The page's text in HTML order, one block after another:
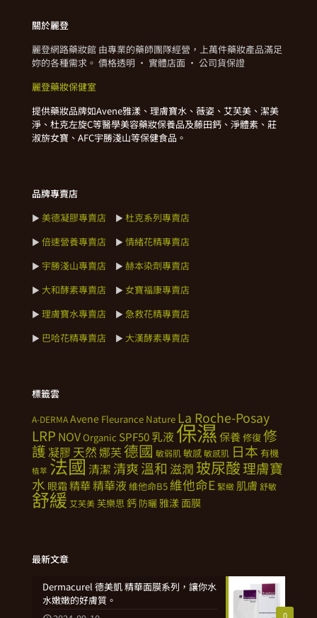
關於麗登
麗登網路藥妝館 由專業的藥師團隊經營，上萬件藥妝產品滿足
妳的各種需求。 價格透明 · 實體店面 · 公司貨保證
麗登藥妝保健室
提供藥妝品牌如Avene雅漾、理膚寶水、薇姿、艾芙美、潔美
淨、杜克左旋C等醫學美容藥妝保養品及藤田鈣、淨體素、莊
淑旂女寶、AFC宇勝淺山等保健食品。
品牌專賣店
► 美德凝膠專賣店 ► 杜克系列專賣店
► 倍速營養專賣店 ► 情緒花精專賣店
► 宇勝淺山專賣店 ► 赫本染劑專賣店
► 大和酵素專賣店 ► 女寶福康專賣店
► 理膚寶水專賣店 ► 急救花精專賣店
► 巴哈花精專賣店 ► 大漢酵素專賣店
標籤雲
A-DERMAAvene Fleurance Nature La Roche-Posay
LRP NOVOrganic SPF50乳液 保濕保養修復修
護凝膠 天然娜芙德國 敏弱肌敏感敏感肌 日本 有機
植萃 法國清潔 清爽溫和 滋潤 玻尿酸理膚寶
水 眼霜 精華精華液 維他命B5 維他命E 緊緻 肌膚 舒敏
舒緩 艾芙美芙樂思 鈣 防曬雅漾面膜
最新文章
0
Dermacurel 德美凱 精華面膜系列，讓你水
水嫩嫩的好膚質。